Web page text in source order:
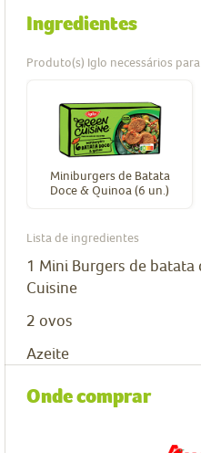
Ingredientes
Produto(s) Iglo necessários
Miniburgers de Batata
Doce & Quinoa (6 un.)
Lista de ingredientes
1 Mini Burgers de batata
Cuisine
2 ovos
Azeite
Onde comprar